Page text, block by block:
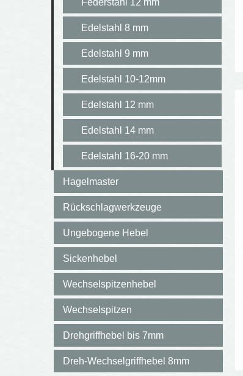
Edelstahl 8 mm
Edelstahl 9 mm
Edelstahl 10-12mm
Edelstahl 12 mm
Edelstahl 14 mm
Edelstahl 16-20 mm
Hagelmaster
Rückschlagwerkzeuge
Ungebogene Hebel
Sickenhebel
Wechselspitzenhebel
Wechselspitzen
Drehgriffhebel bis 7mm
Dreh-Wechselgriffhebel 8mm